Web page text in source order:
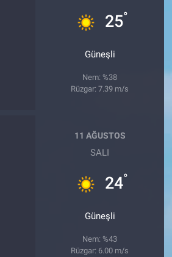
25°
Güneşli
Nem: %38
Rüzgar: 7.39 m/s
11 AĞUSTOS
SALI
24°
Güneşli
Nem: %43
Rüzgar: 6.00 m/s